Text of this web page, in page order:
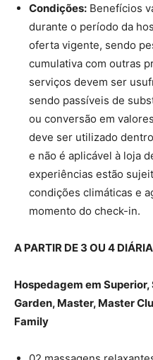
Condições: Benefícios
durante o período da
oferta vigente, sendo
cumulativa com outras
serviços devem ser
sendo passíveis de
ou conversão em
deve ser utilizado
e não é aplicável à loja
experiências estão
condições climáticas e
momento do check-in.
A PARTIR DE 3 OU 4
Hospedagem em
Garden, Master, Master
Family